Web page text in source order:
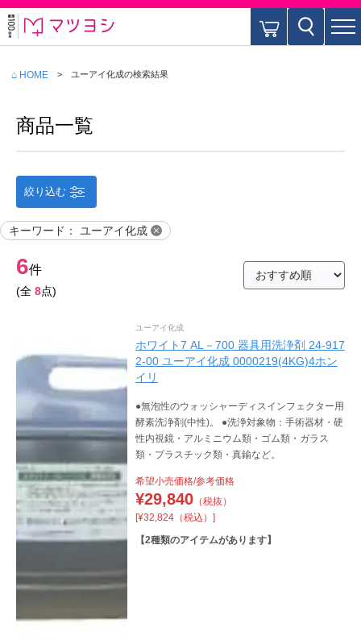
⌂ HOME ユーアイ化成の検索結果
商品一覧
絞り込む
キーワード ： ユーアイ化成
6件
(全 8点)
ユーアイ化成
ホワイト7 AL－700 器具用洗浄剤 24-917
2-00 ユーアイ化成 0000219(4KG)4ホン
イリ
●無泡性のウォッシャーディスインフェクター用
酵素洗浄剤(中性)。 ●洗浄対象物：手術器材・硬
性内視鏡・アルミニウム類・ゴム類・ガラス
類・プラスチック類・真鍮など。
希望小売価格/参考価格
¥29,840（税抜）
[¥32,824（税込）]
【2種類のアイテムがあります】